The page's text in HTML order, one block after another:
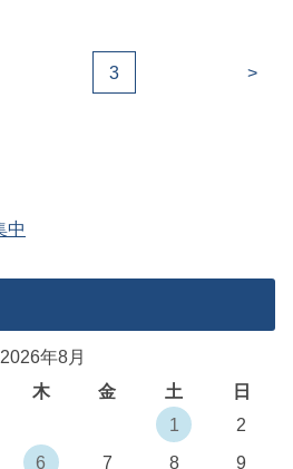
3 >
2026年8月
木 金 土
日
1
2
6 7 8 9